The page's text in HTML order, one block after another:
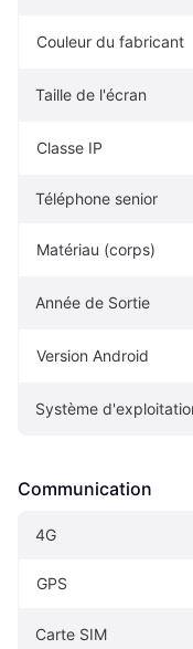
Couleur du fabricant
Taille de l'écran
Classe IP
Téléphone senior
Matériau (corps)
Année de Sortie
Version Android
Système
Communication
4G
GPS
Carte SIM